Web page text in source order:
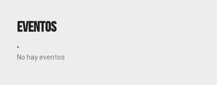
Eventos
No hay eventos